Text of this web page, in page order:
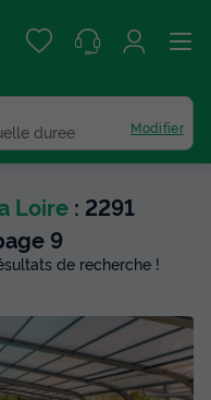
duree Modifier
Loire : 2291
9
de recherche !